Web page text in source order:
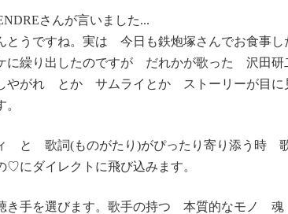
さんが言いました...
うですね。実は 今日も鉄炮塚さんでお食事し
に繰り出したのですが だれかが歌った 沢田研
やがれ とか サムライとか ストーリーが目に
と 歌詞(ものがたり)がぴったり寄り添う時
♡にダイレクトに飛び込みます。
き手を選びます。歌手の持つ 本質的なモノ